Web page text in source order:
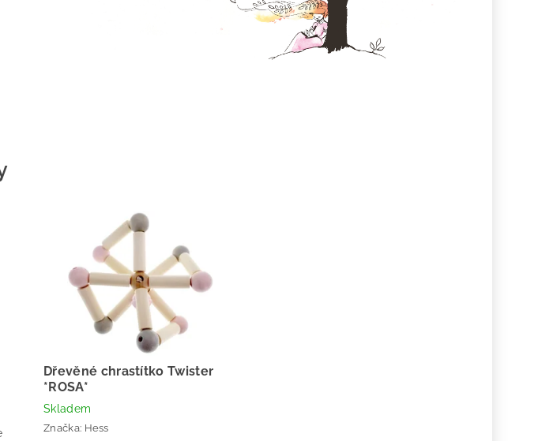
Dřevěné chrastítko Twister
*ROSA*
Skladem
Značka: Hess